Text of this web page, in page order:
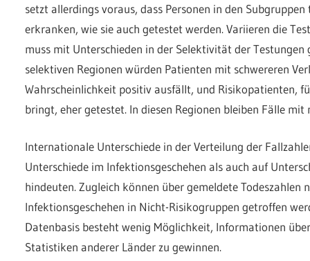
setzt allerdings voraus, dass Personen in den
erkranken, wie sie auch getestet werden. Variieren die
muss mit Unterschieden in der Selektivität der Testungen
selektiven Regionen würden Patienten mit schwereren
Wahrscheinlichkeit positiv ausfällt, und Risikopatienten,
bringt, eher getestet. In diesen Regionen bleiben Fälle
Internationale Unterschiede in der Verteilung der
Unterschiede im Infektionsgeschehen als auch auf
hindeuten. Zugleich können über gemeldete Todeszahlen
Infektionsgeschehen in Nicht-Risikogruppen getroffen
Datenbasis besteht wenig Möglichkeit, Informationen
Statistiken anderer Länder zu gewinnen.